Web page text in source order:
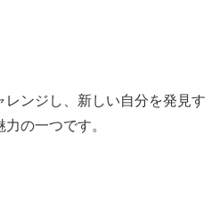
ンジし、新しい自分を発見す
の一つです。